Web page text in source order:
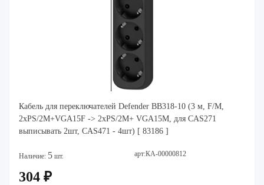
Кабель для переключателей Defender BB318-10 (3 м, F/M,
2xPS/2M+VGA15F -> 2xPS/2M+ VGA15M, для CAS271
выписывать 2шт, CAS471 - 4шт) [ 83186 ]
Наличие: 5 шт. арт:КА-00000812
304 ₽